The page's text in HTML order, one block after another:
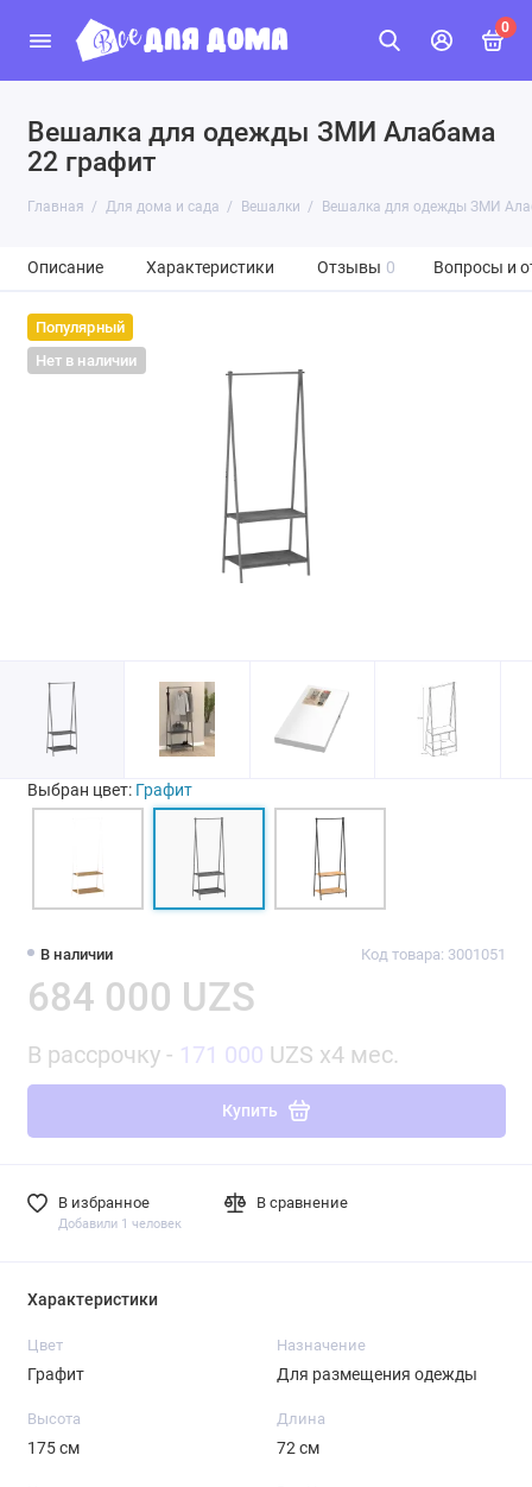
0
Вешалка для одежды ЗМИ Алабама
22 графит
Главная Для дома и сада Вешалки Вешалка для одежды ЗМИ
Описание Характеристики Отзывы 0 Вопросы и
Популярный
Нет в наличии
В наличии Код товара: 3001051
684 000 UZS
В рассрочку - 171 000 UZS x4 мес.
Купить
В избранное
Добавили 1 человек
В сравнение
Выбран цвет: Графит
Характеристики
Цвет
Графит
Назначение
Для размещения одежды
Высота
175 см
Длина
72 см